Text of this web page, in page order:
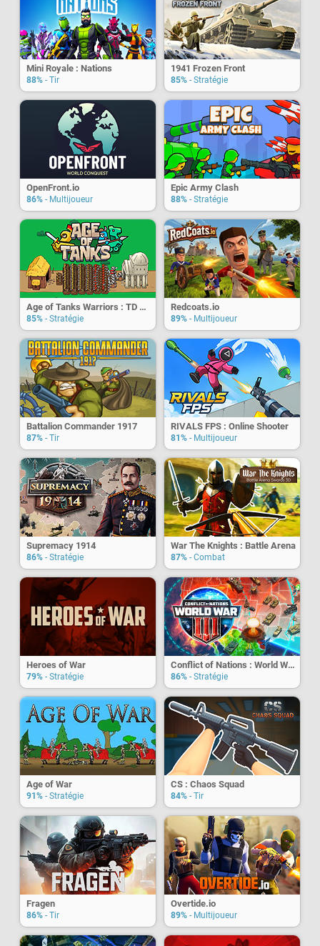
Mini Royale : Nations
88% - Tir
1941 Frozen Front
85% - Stratégie
OpenFront.io
86% - Multijoueur
Epic Army Clash
88% - Stratégie
Age of Tanks Warriors : TD War
85% - Stratégie
Redcoats.io
89% - Multijoueur
Battalion Commander 1917
87% - Tir
RIVALS FPS : Online Shooter
81% - Multijoueur
Supremacy 1914
86% - Stratégie
War The Knights : Battle Arena
87% - Combat
Heroes of War
79% - Stratégie
Conflict of Nations : World War 3
86% - Stratégie
Age of War
91% - Stratégie
CS : Chaos Squad
84% - Tir
Fragen
86% - Tir
Overtide.io
89% - Multijoueur